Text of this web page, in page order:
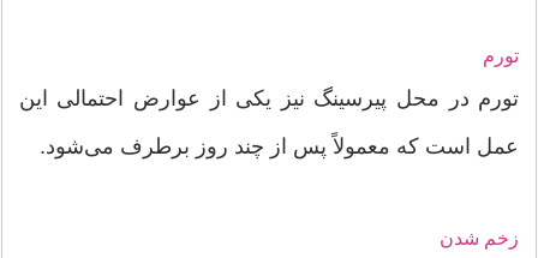
تورم
تورم در محل پیرسینگ نیز یکی از عوارض احتمالی این
عمل است که معمولاً پس از چند روز برطرف می‌شود.
زخم شدن